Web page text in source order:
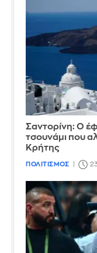
Σαντορίνη: Ο
τσουνάμι που
Κρήτης
ΠΟΛΙΤΙΣΜΟΣ